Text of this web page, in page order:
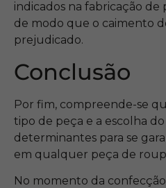
indicados na fabricação de
de modo que o caimento
prejudicado.
Conclusão
Por fim, compreende-se
tipo de peça e a escolha
determinantes para se
em qualquer peça de
No momento da